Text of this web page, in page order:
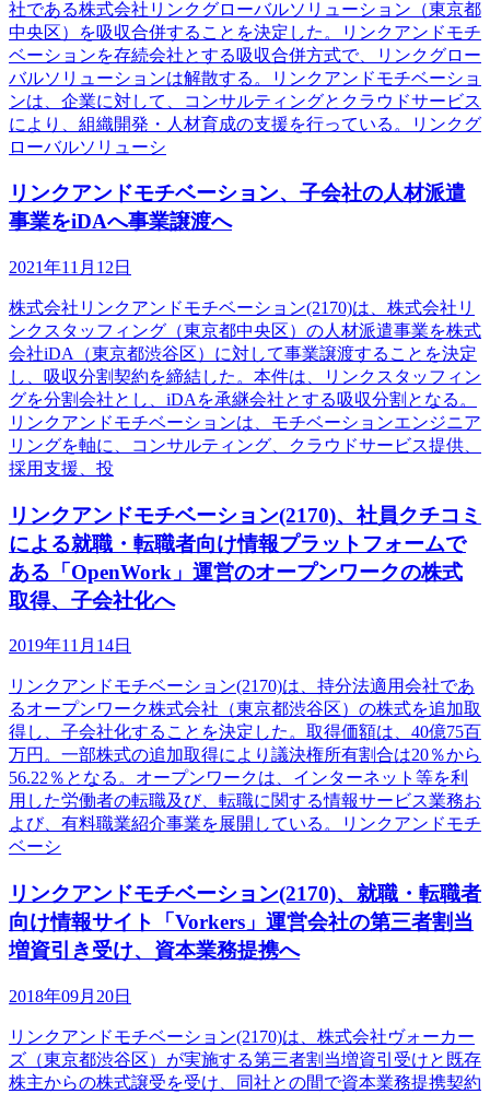
社である株式会社リンクグローバルソリューション（東京都
中央区）を吸収合併することを決定した。リンクアンドモチ
ベーションを存続会社とする吸収合併方式で、リンクグロー
バルソリューションは解散する。リンクアンドモチベーショ
ンは、企業に対して、コンサルティングとクラウドサービス
により、組織開発・人材育成の支援を行っている。リンクグ
ローバルソリューシ
リンクアンドモチベーション、子会社の人材派遣
事業をiDAへ事業譲渡へ
2021年11月12日
株式会社リンクアンドモチベーション(2170)は、株式会社リ
ンクスタッフィング（東京都中央区）の人材派遣事業を株式
会社iDA（東京都渋谷区）に対して事業譲渡することを決定
し、吸収分割契約を締結した。本件は、リンクスタッフィン
グを分割会社とし、iDAを承継会社とする吸収分割となる。
リンクアンドモチベーションは、モチベーションエンジニア
リングを軸に、コンサルティング、クラウドサービス提供、
採用支援、投
リンクアンドモチベーション(2170)、社員クチコミ
による就職・転職者向け情報プラットフォームで
ある「OpenWork」運営のオープンワークの株式
取得、子会社化へ
2019年11月14日
リンクアンドモチベーション(2170)は、持分法適用会社であ
るオープンワーク株式会社（東京都渋谷区）の株式を追加取
得し、子会社化することを決定した。取得価額は、40億75百
万円。一部株式の追加取得により議決権所有割合は20％から
56.22％となる。オープンワークは、インターネット等を利
用した労働者の転職及び、転職に関する情報サービス業務お
よび、有料職業紹介事業を展開している。リンクアンドモチ
ベーシ
リンクアンドモチベーション(2170)、就職・転職者
向け情報サイト「Vorkers」運営会社の第三者割当
増資引き受け、資本業務提携へ
2018年09月20日
リンクアンドモチベーション(2170)は、株式会社ヴォーカー
ズ（東京都渋谷区）が実施する第三者割当増資引受けと既存
株主からの株式譲受を受け、同社との間で資本業務提携契約